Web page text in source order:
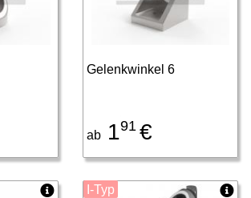
Gelenkwinkel 6
ab 191 €
I-Typ